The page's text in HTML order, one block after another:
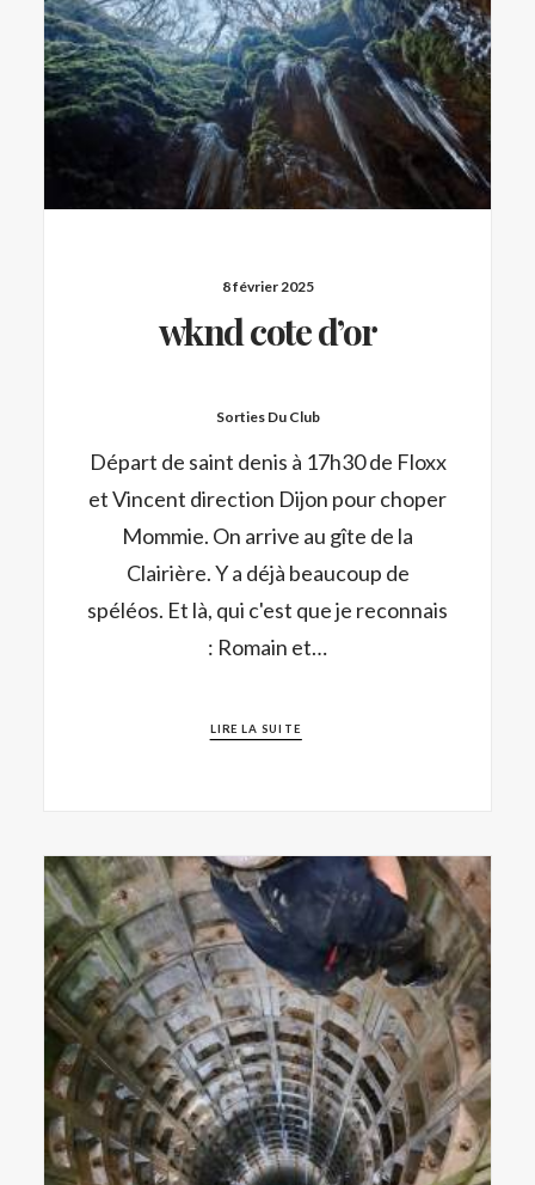
8 février 2025
wknd cote d’or
Sorties Du Club
Départ de saint denis à 17h30 de Floxx
et Vincent direction Dijon pour choper
Mommie. On arrive au gîte de la
Clairière. Y a déjà beaucoup de
spéléos. Et là, qui c'est que je reconnais
: Romain et…
LIRE LA SUITE